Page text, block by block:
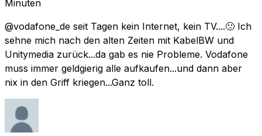
Minuten
@vodafone_de seit Tagen kein Internet, kein TV....🙁 Ich
sehne mich nach den alten Zeiten mit KabelBW und
Unitymedia zurück...da gab es nie Probleme. Vodafone
muss immer geldgierig alle aufkaufen...und dann aber
nix in den Griff kriegen...Ganz toll.